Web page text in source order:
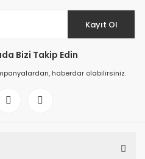
Kayıt Ol
Bizi Takip Edin
haberdar olabilirsiniz.